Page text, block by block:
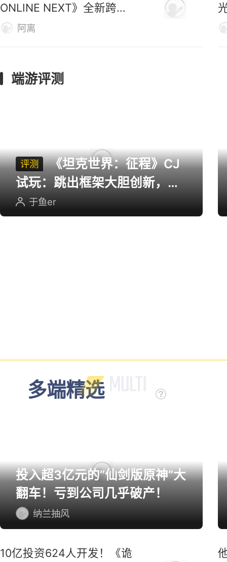
ONLINE NEXT》全新跨服
战区上线
阿离
端游评测
评测
《坦克世界：征程》CJ
试玩：跳出框架大胆创新，用
英雄射击重塑坦克对战
于鱼er
多端精选
投入超3亿元的”仙剑版原神“大
翻车！亏到公司几乎破产！
纳兰抽风
10亿投资624人开发！《诡